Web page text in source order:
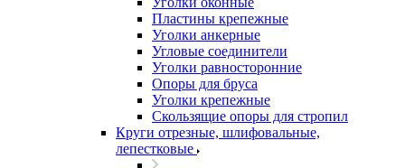
Пластины крепежные
Уголки анкерные
Угловые соединители
Уголки равносторонние
Опоры для бруса
Уголки крепежные
Скользящие опоры для стропил
Круги отрезные, шлифовальные,
лепестковые